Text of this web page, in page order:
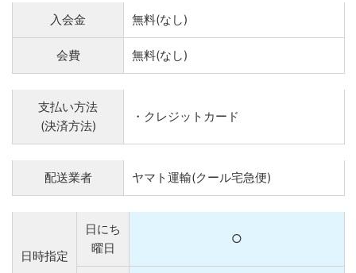
入会金 無料(なし)
会費 無料(なし)
支払い方法
(決済方法)
・クレジットカード
配送業者 ヤマト運輸(クール宅急便)
日時指定
日にち
曜日
○